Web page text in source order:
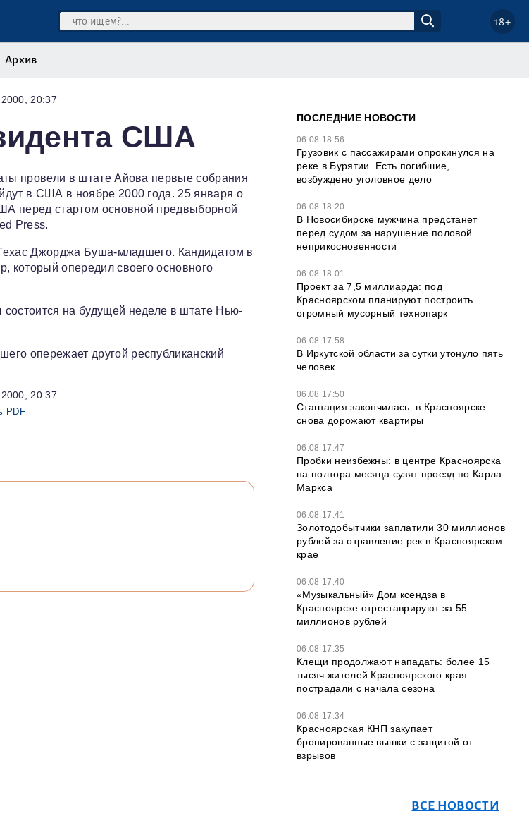
18+
Архив
20:37
США
провели в штате Айова первые собрания
в США в ноябре 2000 года. 25 января о
перед стартом основной предвыборной
Press.
Джорджа Буша-младшего. Кандидатом в
который опередил своего основного
на будущей неделе в штате Нью-
опережает другой республиканский
20:37
PDF
ПОСЛЕДНИЕ НОВОСТИ
06.08 18:56
Грузовик с пассажирами опрокинулся на
реке в Бурятии. Есть погибшие,
возбуждено уголовное дело
06.08 18:20
В Новосибирске мужчина предстанет
перед судом за нарушение половой
неприкосновенности
06.08 18:01
Проект за 7,5 миллиарда: под
Красноярском планируют построить
огромный мусорный технопарк
06.08 17:58
В Иркутской области за сутки утонуло пять
человек
06.08 17:50
Стагнация закончилась: в Красноярске
снова дорожают квартиры
06.08 17:47
Пробки неизбежны: в центре Красноярска
на полтора месяца сузят проезд по Карла
Маркса
06.08 17:41
Золотодобытчики заплатили 30 миллионов
рублей за отравление рек в Красноярском
крае
06.08 17:40
«Музыкальный» Дом ксендза в
Красноярске отреставрируют за 55
миллионов рублей
06.08 17:35
Клещи продолжают нападать: более 15
тысяч жителей Красноярского края
пострадали с начала сезона
06.08 17:34
Красноярская КНП закупает
бронированные вышки с защитой от
взрывов
ВСЕ НОВОСТИ